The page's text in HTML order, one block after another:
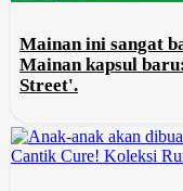
Mainan ini sangat
Mainan kapsul
Street'.